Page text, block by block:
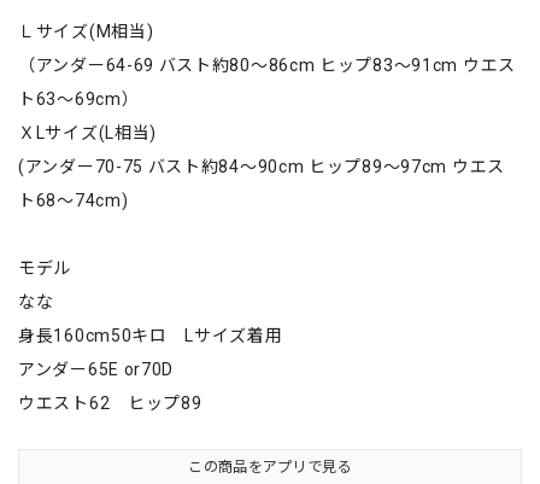
Ｌサイズ(M相当)
（アンダー64-69 バスト約80〜86cm ヒップ83〜91cm ウエス
ト63〜69cm）
ＸLサイズ(L相当)
(アンダー70-75 バスト約84〜90cm ヒップ89〜97cm ウエス
ト68〜74cm)
モデル
なな
身長160cm50キロ Lサイズ着用
アンダー65E or70D
ウエスト62 ヒップ89
この商品をアプリで見る